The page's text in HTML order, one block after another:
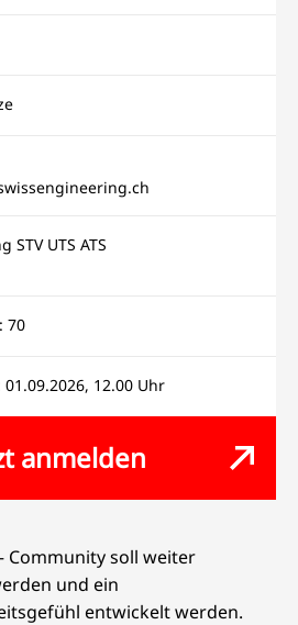
STV UTS ATS
70
12.00 Uhr
anmelden
Community soll weiter
und ein
entwickelt werden.